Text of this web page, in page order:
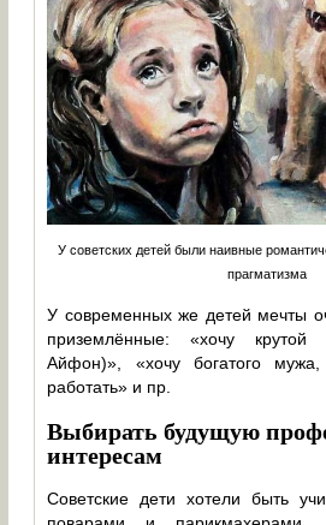
У советских детей были наивные
прагматизма
У современных же детей мечты
приземлённые: «хочу крутой
Айфон)», «хочу богатого
работать» и пр.
Выбирать будущую
интересам
Советские дети хотели быть